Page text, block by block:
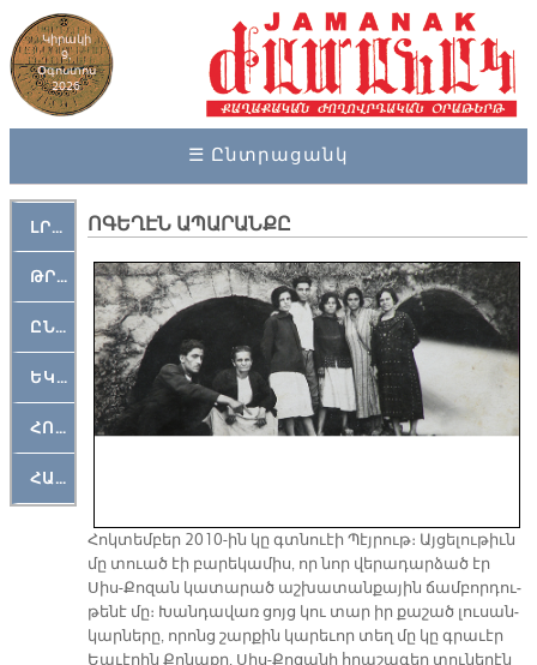
Կիրակի
9,
Օգոստոս
2026
☰ Ընտրացանկ
ԼՐԱՀՈՍ
ԹՐՔԱՀԱՅ ԿԵԱՆՔ
ԸՆԿԵՐԱՄՇԱԿՈՒԹԱՅԻՆ
ԵԿԵՂԵՑԱԿԱՆ
ՀՈԳԵՄՏԱՒՈՐ
ՀԱՐԹԱԿ
Ո­ԳԵ­ՂԷՆ Ա­ՊԱ­ՐԱՆ­ՔԸ
Հոկ­տեմ­բեր 2010-ին կը գտնուէի Պէյ­րութ։ Այ­ցե­լու­թիւն
մը տուած էի բա­րե­կա­միս, որ նոր վե­րա­դար­ձած էր
Սիս-Քո­զան կա­տա­րած աշ­խա­տան­քա­յին ճամ­բոր­դու­
թե­նէ մը։ Խան­դա­վառ ցոյց կու տար իր քա­շած լու­սան­
կար­նե­րը, ո­րոնց շար­քին կա­րե­ւոր տեղ մը կը գրա­ւէր
Եա­ւէ­րին Քո­նա­քը, Սիս-Քո­զա­նի հրա­շա­գեղ տու­նե­րէն